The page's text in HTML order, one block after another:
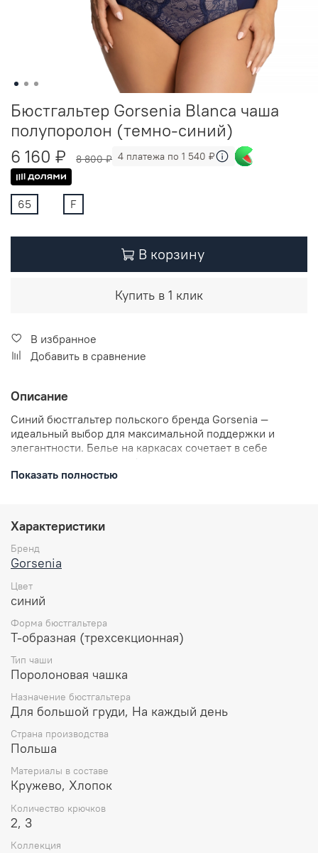
Бюстгальтер Gorsenia Blanca чаша
полупоролон (темно-синий)
6 160 ₽
8 800 ₽ 4 платежа по 1 540 ₽
65 F
В корзину
Купить в 1 клик
В избранное
Добавить в сравнение
Описание
Синий бюстгальтер польского бренда Gorsenia —
идеальный выбор для максимальной поддержки и
элегантности. Белье на каркасах сочетает в себе
полупоролоновой чашки, которая идеально
покрытого неэластичным рельефным кружевом, в то
время как верхняя часть чашки укреплена эластичным
рельефным кружевом сеткой. Полномерная чашка
создает красивую округлую форму груди, высоко
Дополнительная боковая косточка обеспечивает
стабильную поддержку, а регулируемые по длине
бретели дарят идеальную посадку и комфортное
использование. Бюстгальтер не только подчеркнет
женственность, но и обеспечит надежную поддержку в
течение всего дня.
Особенности:
Чаша полупоролон.
Несъемные регулируемые бретели.
Отлично поддерживает большую грудь.
Застежка: два или три крючка на три позиции в
зависимости от размера.
Состав:
7% эластан
Показать полностью
Характеристики
Бренд
Gorsenia
Цвет
синий
Форма бюстгальтера
Т-образная (трехсекционная)
Тип чаши
Поролоновая чашка
Назначение бюстгальтера
Для большой груди, На каждый день
Страна производства
Польша
Материалы в составе
Кружево, Хлопок
Количество крючков
2, 3
Коллекция